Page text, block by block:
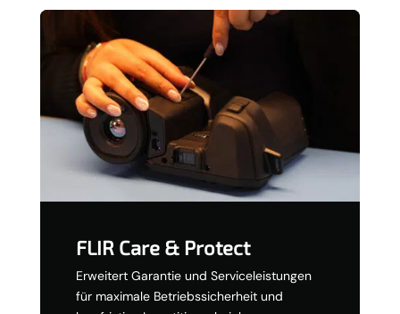
FLIR Care & Protect
Erweitert Garantie und Serviceleistungen
für maximale Betriebssicherheit und